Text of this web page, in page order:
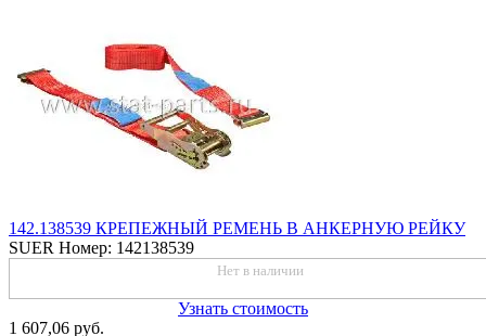
142.138539 КРЕПЕЖНЫЙ РЕМЕНЬ В АНКЕРНУЮ РЕЙКУ
SUER Номер: 142138539
Нет в наличии
Узнать стоимость
1 607,06 руб.